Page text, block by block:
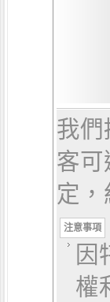
我
客
定
注意事項
因
權